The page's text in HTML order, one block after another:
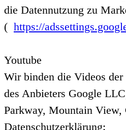
die Datennutzung zu
( https://
Youtube
Wir binden die Videos der
des Anbieters Google
Parkway, Mountain
Datenschutzerklärung: